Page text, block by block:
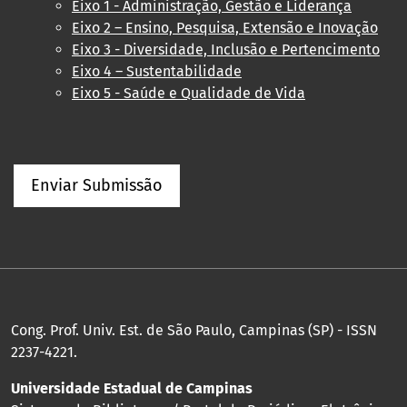
Eixo 1 - Administração, Gestão e Liderança
Eixo 2 – Ensino, Pesquisa, Extensão e Inovação
Eixo 3 - Diversidade, Inclusão e Pertencimento
Eixo 4 – Sustentabilidade
Eixo 5 - Saúde e Qualidade de Vida
Enviar Submissão
Cong. Prof. Univ. Est. de São Paulo, Campinas (SP) - ISSN
2237-4221.
Universidade Estadual de Campinas